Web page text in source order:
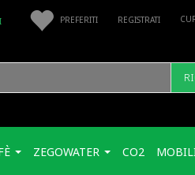
PREFERITI REGISTRATI
ZEGOWATER CO2